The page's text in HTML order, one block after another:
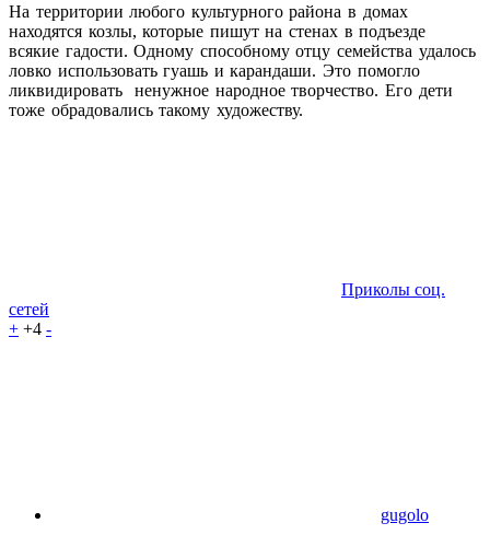
На территории любого культурного района в домах
находятся козлы, которые пишут на стенах в подъезде
всякие гадости. Одному способному отцу семейства удалось
ловко использовать гуашь и карандаши. Это помогло
ликвидировать ненужное народное творчество. Его дети
тоже обрадовались такому художеству.
Приколы соц.
сетей
+ +4 -
gugolo